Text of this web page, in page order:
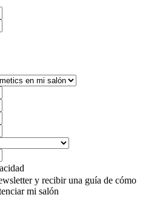
y recibir una guía de cómo
mi salón